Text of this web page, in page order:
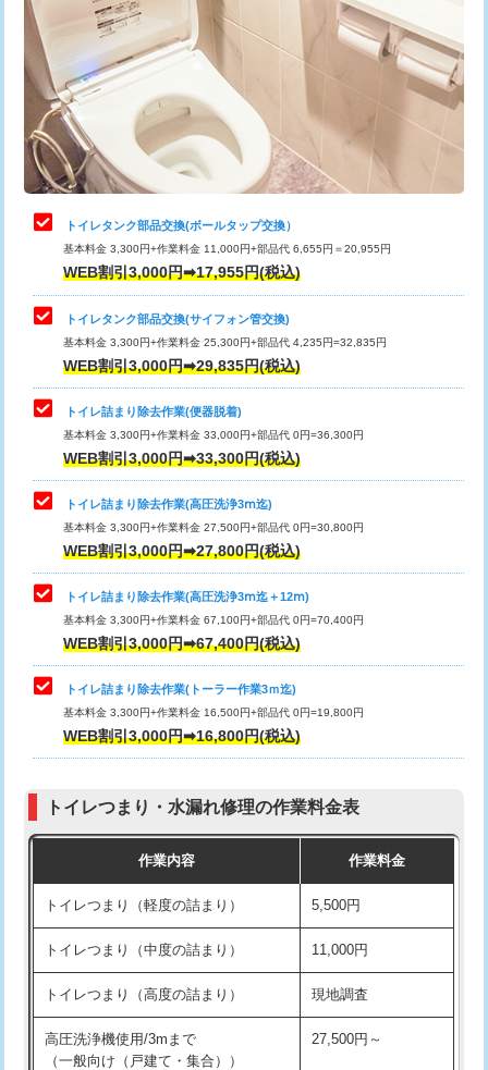
トイレタンク部品交換(ボールタップ交換）
基本料金 3,300円+作業料金 11,000円+部品代 6,655円＝20,955円
WEB割引3,000円➡17,955円(税込)
トイレタンク部品交換(サイフォン管交換)
基本料金 3,300円+作業料金 25,300円+部品代 4,235円=32,835円
WEB割引3,000円➡29,835円(税込)
トイレ詰まり除去作業(便器脱着)
基本料金 3,300円+作業料金 33,000円+部品代 0円=36,300円
WEB割引3,000円➡33,300円(税込)
トイレ詰まり除去作業(高圧洗浄3ⅿ迄)
基本料金 3,300円+作業料金 27,500円+部品代 0円=30,800円
WEB割引3,000円➡27,800円(税込)
トイレ詰まり除去作業(高圧洗浄3ⅿ迄＋12ⅿ)
基本料金 3,300円+作業料金 67,100円+部品代 0円=70,400円
WEB割引3,000円➡67,400円(税込)
トイレ詰まり除去作業(トーラー作業3ｍ迄)
基本料金 3,300円+作業料金 16,500円+部品代 0円=19,800円
WEB割引3,000円➡16,800円(税込)
トイレつまり・水漏れ修理の作業料金表
作業内容 作業料金
トイレつまり（軽度の詰まり） 5,500円
トイレつまり（中度の詰まり） 11,000円
トイレつまり（高度の詰まり） 現地調査
高圧洗浄機使用/3mまで
（一般向け（戸建て・集合））
27,500円～